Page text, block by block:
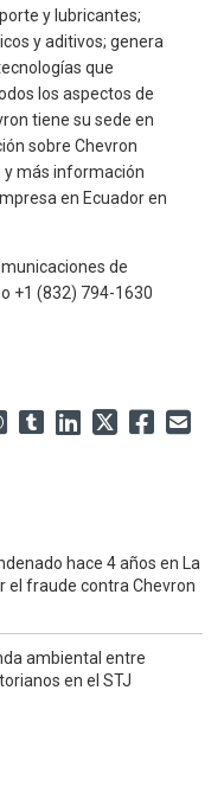
y lubricantes;
y aditivos; genera
que
los aspectos de
tiene su sede en
sobre Chevron
y más información
en Ecuador en
de
+1 (832) 794-1630
hace 4 años en La
el fraude contra Chevron
ambiental entre
en el STJ